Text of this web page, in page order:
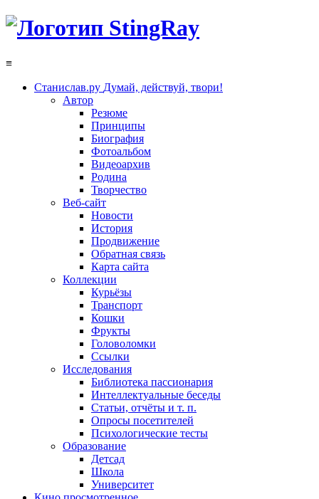
≡
Станислав.ру Думай, действуй, твори!
Автор
Резюме
Принципы
Биография
Фотоальбом
Видеоархив
Родина
Творчество
Веб-сайт
Новости
История
Продвижение
Обратная связь
Карта сайта
Коллекции
Курьёзы
Транспорт
Кошки
Фрукты
Головоломки
Ссылки
Исследования
Библиотека пассионария
Интеллектуальные беседы
Статьи, отчёты и т. п.
Опросы посетителей
Психологические тесты
Образование
Детсад
Школа
Университет